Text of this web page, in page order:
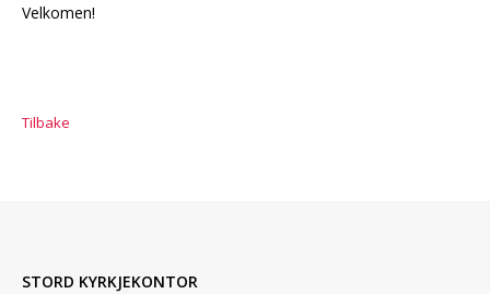
Velkomen!
Tilbake
STORD KYRKJEKONTOR